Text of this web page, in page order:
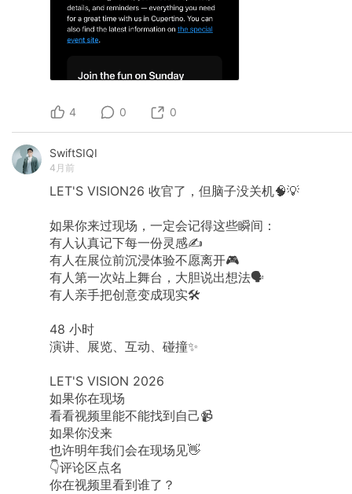
4 0 0
SwiftSIQI
4月前
LET'S VISION26 收官了，但脑子没关机🧠💡
如果你来过现场，一定会记得这些瞬间：
有人认真记下每一份灵感✍
有人在展位前沉浸体验不愿离开🎮
有人第一次站上舞台，大胆说出想法🗣
有人亲手把创意变成现实🛠
48 小时
演讲、展览、互动、碰撞✨
LET'S VISION 2026
如果你在现场
看看视频里能不能找到自己📹
如果你没来
也许明年我们会在现场见👋
👇评论区点名
你在视频里看到谁了？